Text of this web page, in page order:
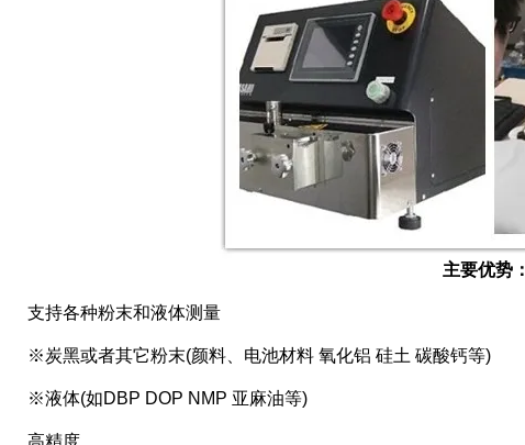
主要优势：
支持各种粉末和液体测量
※炭黑或者其它粉末(颜料、电池材料 氧化铝 硅土 碳酸钙等)
※液体(如DBP DOP NMP 亚麻油等)
高精度